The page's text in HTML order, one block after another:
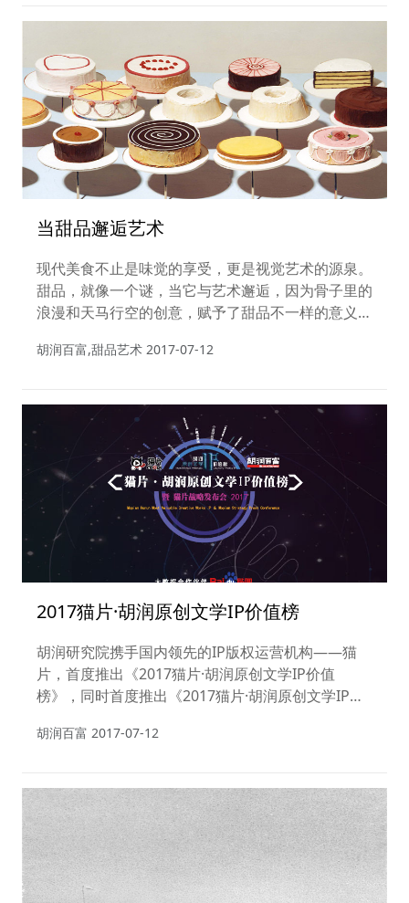
国政协委员，世界职业斯诺克协会首席顾问，中国民
当甜品邂逅艺术
现代美食不止是味觉的享受，更是视觉艺术的源泉。
甜品，就像一个谜，当它与艺术邂逅，因为骨子里的
浪漫和天马行空的创意，赋予了甜品不一样的意义，
胡润百富,甜品艺术 2017-07-12
2017猫片·胡润原创文学IP价值榜
胡润研究院携手国内领先的IP版权运营机构——猫
片，首度推出《2017猫片·胡润原创文学IP价值
榜》，同时首度推出《2017猫片·胡润原创文学IP潜
胡润百富 2017-07-12